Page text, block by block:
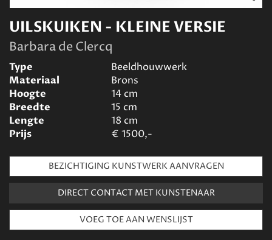
UILSKUIKEN - KLEINE VERSIE
Barbara de Clercq
Type
Beeldhouwwerk
Materiaal
Brons
Hoogte
14cm
Breedte
15 cm
Lengte
18 cm
Prijs
€ 1500,-
BEZICHTIGING KUNSTWERK AANVRAGEN
DIRECT CONTACT MET KUNSTENAAR